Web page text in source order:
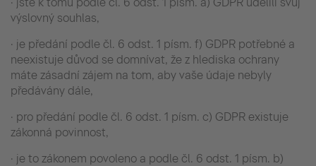
výslovný souhlas,
· je předání podle čl. 6 odst. 1 písm. f) GDPR potřebné a
neexistuje důvod se domnívat, že z hlediska ochrany
máte zásadní zájem na tom, aby vaše údaje nebyly
předávány dále,
· pro předání podle čl. 6 odst. 1 písm. c) GDPR existuje
zákonná povinnost,
· je to zákonem povoleno a podle čl. 6 odst. 1 písm. b)